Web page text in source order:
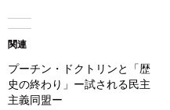
関連
プーチン・ドクトリンと「歴
史の終わり」ー試される民主
主義同盟ー